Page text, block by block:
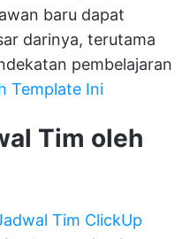
baru dapat
darinya, terutama
pembelajaran
Template Ini
Tim oleh
Tim ClickUp